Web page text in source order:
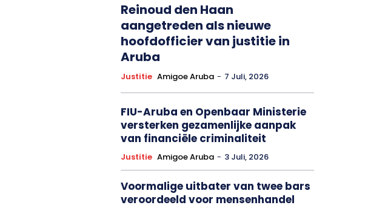
Reinoud den Haan
aangetreden als nieuwe
hoofdofficier van justitie in
Aruba
Justitie Amigoe Aruba - 7 Juli, 2026
FIU-Aruba en Openbaar Ministerie
versterken gezamenlijke aanpak
van financiële criminaliteit
Justitie Amigoe Aruba - 3 Juli, 2026
Voormalige uitbater van twee bars
veroordeeld voor mensenhandel